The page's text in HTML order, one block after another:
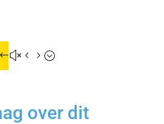
over dit